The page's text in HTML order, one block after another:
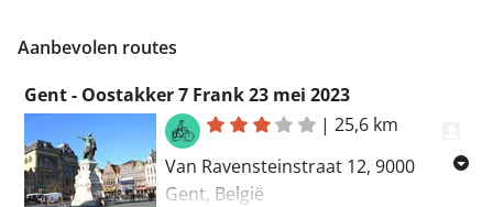
Aanbevolen routes
Gent - Oostakker 7 Frank 23 mei 2023
|25,6 km
Van Ravensteinstraat 12, 9000
Gent, België